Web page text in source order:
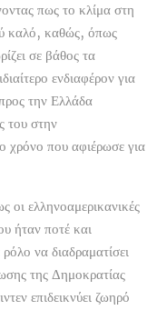
πως το κλίμα στη
καλό, καθώς, όπως
σε βάθος τα
ενδιαφέρον για
την Ελλάδα
του στην
χρόνο που αφιέρωσε για
οι ελληνοαμερικανικές
ήταν ποτέ και
να διαδραματίσει
της Δημοκρατίας
επιδεικνύει ζωηρό